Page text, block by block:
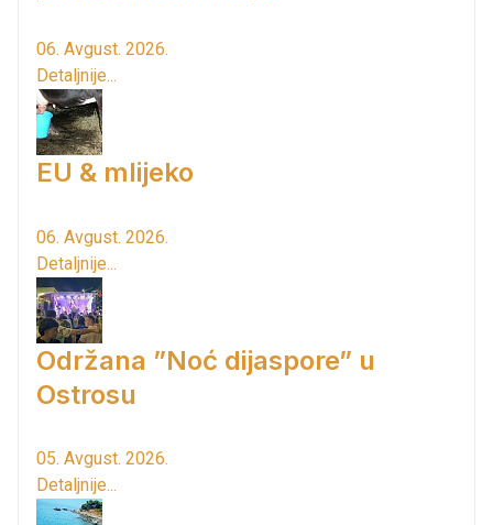
06. Avgust. 2026.
Detaljnije...
EU & mlijeko
06. Avgust. 2026.
Detaljnije...
Održana ”Noć dijaspore” u
Ostrosu
05. Avgust. 2026.
Detaljnije...